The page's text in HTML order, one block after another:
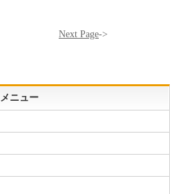
Next Page->
メニュー